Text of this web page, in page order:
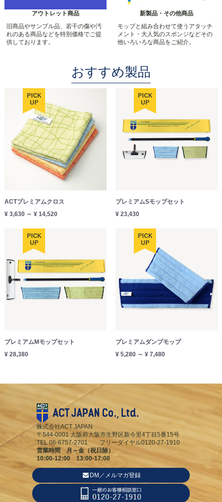
アウトレット商品
旧商品やサンプル品、若干の傷や汚
れのある商品などを特別価格でご提
供しております。
新製品・その他商品
モップと組み合わせて使うアタッチ
メント・大人気のスポンジなどその
他いろいろな商品をご紹介。
おすすめ製品
ACTプレミアムクロス
¥ 3,630 ～ ¥ 14,520
プレミアムSモップセット
¥ 23,430
プレミアムMモップセット
¥ 28,380
プレミアムダンプモップ
¥ 5,280 ～ ¥ 7,480
株式会社ACT JAPAN
〒544-0001 大阪府大阪市生野区新今里4丁目5番15号
TEL 06-6757-2701 フリーダイヤル0120-27-1910
営業時間 月～金（祝日除）
10:00-12:00 13:00-17:00
DM／メルマガ登録